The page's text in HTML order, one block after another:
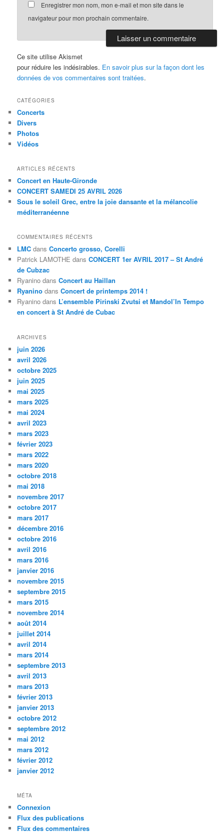
Enregistrer mon nom, mon e-mail et mon site dans le
navigateur pour mon prochain commentaire.
Ce site utilise Akismet
pour réduire les indésirables. En savoir plus sur la façon dont les
données de vos commentaires sont traitées.
CATÉGORIES
Concerts
Divers
Photos
Vidéos
ARTICLES RÉCENTS
Concert en Haute-Gironde
CONCERT SAMEDI 25 AVRIL 2026
Sous le soleil Grec, entre la joie dansante et la mélancolie
méditerranéenne
COMMENTAIRES RÉCENTS
LMC dansConcerto grosso, Corelli
Patrick LAMOTHE dansCONCERT 1er AVRIL 2017 – St André
de Cubzac
Ryanino dansConcert au Haillan
Ryanino dansConcert de printemps 2014 !
Ryanino dans L’ensemble Pirinski Zvutsi et Mandol’In Tempo
en concert à St André de Cubac
ARCHIVES
juin 2026
avril 2026
octobre 2025
juin 2025
mai 2025
mars 2025
mai 2024
avril 2023
mars 2023
février 2023
mars 2022
mars 2020
octobre 2018
mai 2018
novembre 2017
octobre 2017
mars 2017
décembre 2016
octobre 2016
avril 2016
mars 2016
janvier 2016
novembre 2015
septembre 2015
mars 2015
novembre 2014
août 2014
juillet 2014
avril 2014
mars 2014
septembre 2013
avril 2013
mars 2013
février 2013
janvier 2013
octobre 2012
septembre 2012
mai 2012
mars 2012
février 2012
janvier 2012
MÉTA
Connexion
Flux des publications
Flux des commentaires